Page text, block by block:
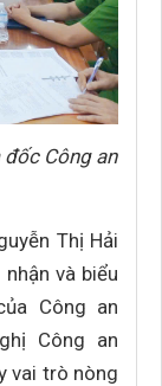
đốc Công an
Thị Hải
và biểu
Công an
Công an
vai trò nòng